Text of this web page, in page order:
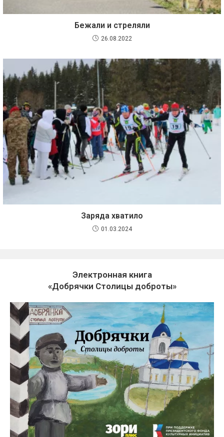
Бежали и стреляли
26.08.2022
Заряда хватило
01.03.2024
Электронная книга
«Добрячки Столицы доброты»